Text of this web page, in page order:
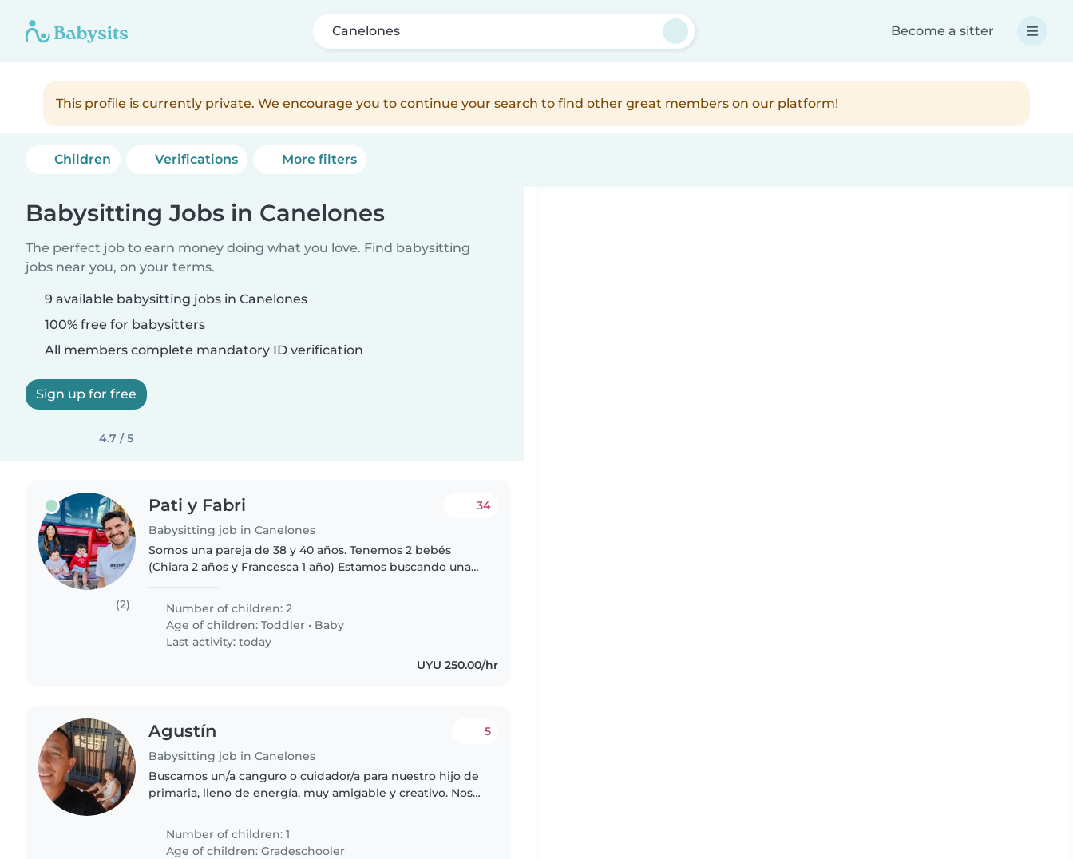
Canelones Become a sitter
This profile is currently private. We encourage you to continue your search to find other great members on our platform!
Children Verifications More filters
Babysitting Jobs in Canelones
The perfect job to earn money doing what you love. Find babysitting
jobs near you, on your terms.
9 available babysitting jobs in Canelones
100% free for babysitters
All members complete mandatory ID verification
Sign up for free
4.7 / 5
(2)
Pati y Fabri
Babysitting job in Canelones
34
Somos una pareja de 38 y 40 años. Tenemos 2 bebés
(Chiara 2 años y Francesca 1 año) Estamos buscando una
a V) de 8:30 a 13:30hs..
Number of children: 2
Age of children:Toddler • Baby
Last activity: today
UYU 250.00/hr
Agustín
Babysitting job in Canelones
5
Buscamos un/a canguro o cuidador/a para nuestro hijo de
primaria, lleno de energía, muy amigable y creativo. Nos
Number of children: 1
Age of children:Gradeschooler